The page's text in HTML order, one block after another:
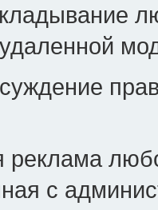
реклама
с